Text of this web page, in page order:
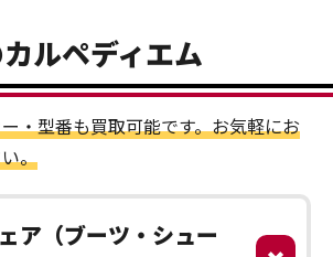
ルペディエム
・型番も買取可能です。お気軽にお
。
ア（ブーツ・シュー